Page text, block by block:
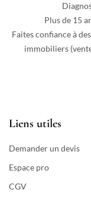
Plus de 15
Faites confiance à
immobiliers
Liens utiles
Demander un devis
Espace pro
CGV